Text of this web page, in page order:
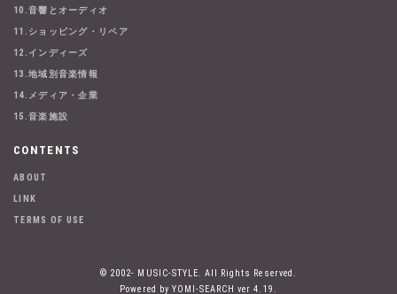
10.音響とオーディオ
11.ショッピング・リペア
12.インディーズ
13.地域別音楽情報
14.メディア・企業
15.音楽施設
CONTENTS
ABOUT
LINK
TERMS OF USE
© 2002- MUSIC-STYLE. All Rights Reserved.
Powered by YOMI-SEARCH ver 4.19.